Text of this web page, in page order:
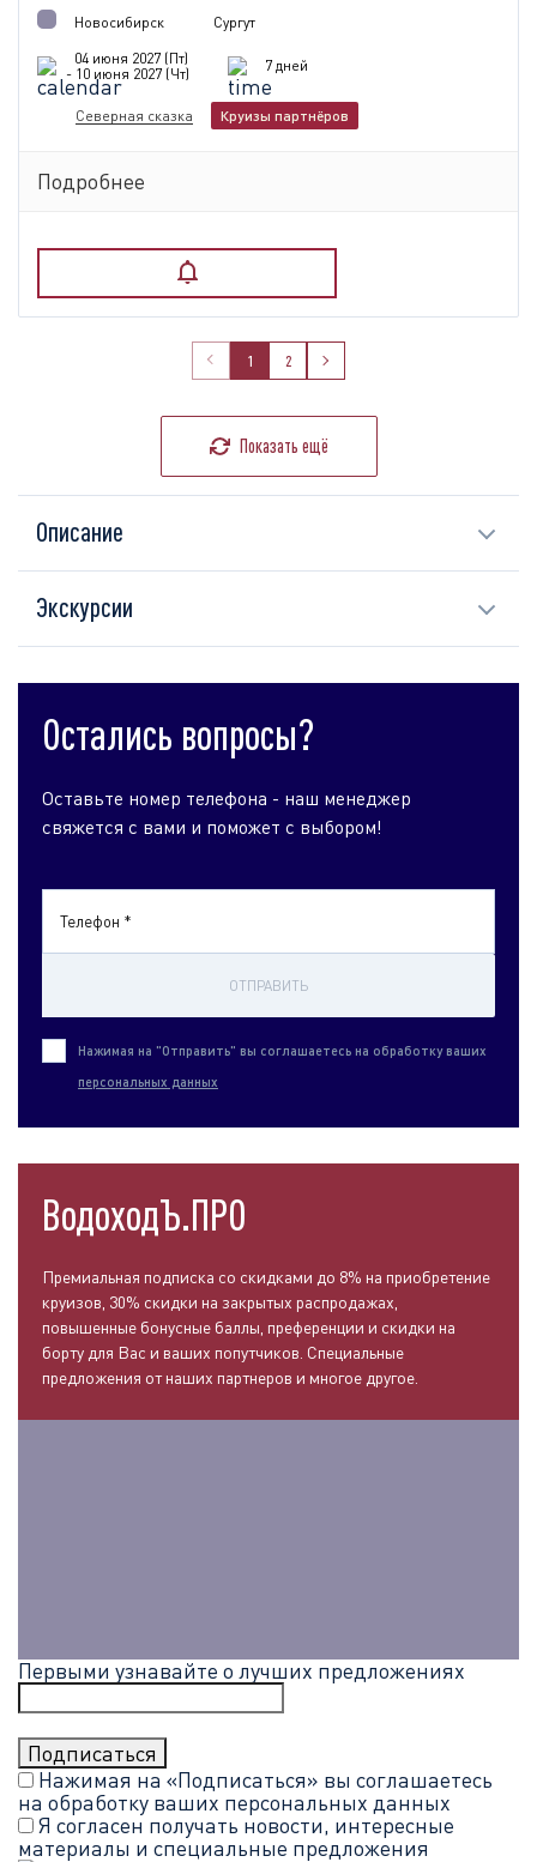
Новосибирск
Сургут
04 июня 2027 (Пт)
- 10 июня 2027 (Чт)
7 дней
Северная сказка Круизы партнёров
Подробнее
1 2
Показать ещё
Описание
Экскурсии
Остались вопросы?
Оставьте номер телефона - наш менеджер
свяжется с вами и поможет с выбором!
Телефон *
ОТПРАВИТЬ
Нажимая на "Отправить" вы соглашаетесь на обработку ваших
персональных данных
ВодоходЪ.ПРО
Премиальная подписка со скидками до 8% на приобретение
круизов, 30% скидки на закрытых распродажах,
повышенные бонусные баллы, преференции и скидки на
борту для Вас и ваших попутчиков. Специальные
предложения от наших партнеров и многое другое.
Первыми узнавайте о лучших предложениях
Нажимая на «Подписаться» вы соглашаетесь
на обработку ваших персональных данных
Я согласен получать новости, интересные
материалы и специальные предложения